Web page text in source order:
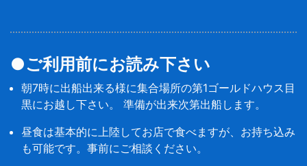
●ご利用前にお読み下さい
朝7時に出船出来る様に集合場所の第1ゴールドハウス目
黒にお越し下さい。 準備が出来次第出船します。
昼食は基本的に上陸してお店で食べますが、お持ち込み
も可能です。事前にご相談ください。